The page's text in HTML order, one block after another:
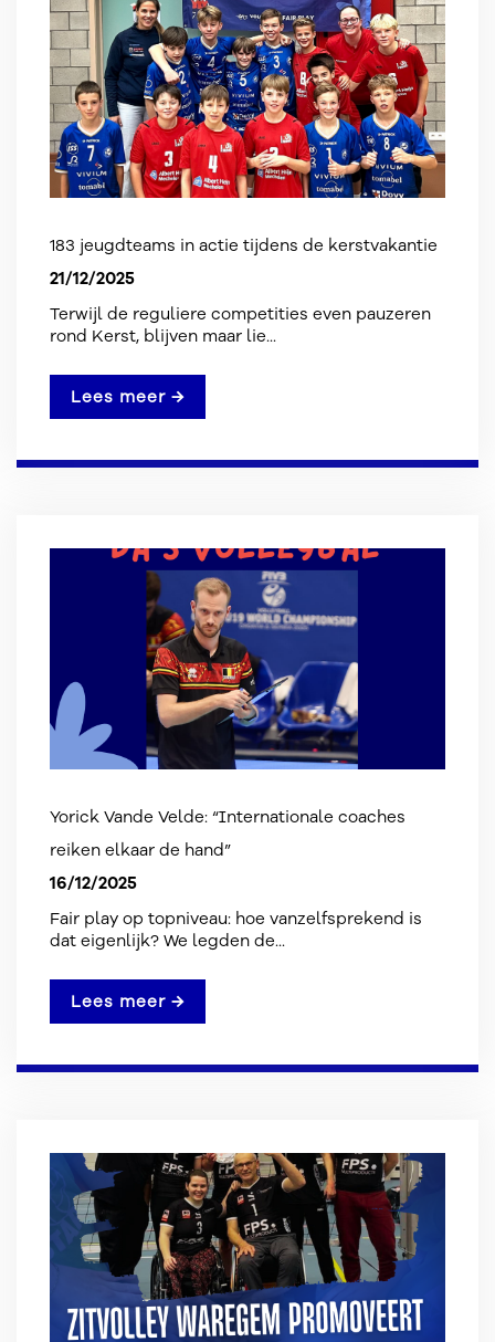
183 jeugdteams in actie tijdens de kerstvakantie
21/12/2025
Terwijl de reguliere competities even pauzeren
rond Kerst, blijven maar lie...
Lees meer →
Yorick Vande Velde: “Internationale coaches
reiken elkaar de hand”
16/12/2025
Fair play op topniveau: hoe vanzelfsprekend is
dat eigenlijk? We legden de...
Lees meer →